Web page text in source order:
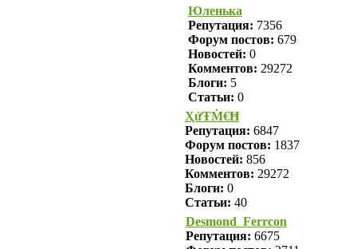
Юленька
Репутация: 7356
Форум постов: 679
Новостей: 0
Комментов: 29272
Блоги: 5
Статьи: 0
ҲửŦṀ€Ħ
Репутация: 6847
Форум постов: 1837
Новостей: 856
Комментов: 29272
Блоги: 0
Статьи: 40
Desmond_Ferrcon
Репутация: 6675